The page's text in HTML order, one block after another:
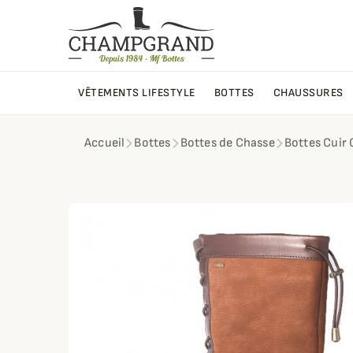
VÊTEMENTS LIFESTYLE BOTTES CHAUSSURES
Accueil Bottes Bottes de Chasse Bottes Cuir